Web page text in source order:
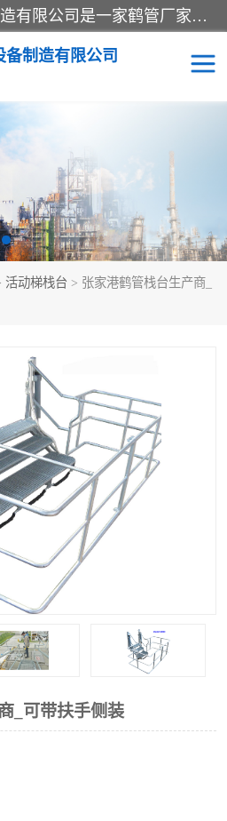
连云港众邦石化设备制造有限公司是一家鹤管厂家主营：鹤管、装车鹤管等，是致力于石油、石化等流体装卸设备(主要产品如鹤管、输油臂、脱缆钩等)的咨询、设计、制造、检测、安装指导、系统调试、维修维护等业务的公司。
制造有限公司
活动梯栈台 > 张家港鹤管栈台生产商_
_可带扶手侧装
顶部装卸鹤管
LNG低温鹤管
液化气鹤管
活动梯栈台